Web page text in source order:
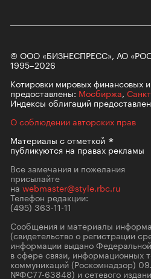
© ООО «БИЗНЕСПРЕСС», АО
1995–2026
Котировки мировых финансовых
предоставлены: Мосбиржа,
Индексы облигаций
О соблюдении авторских прав
Материалы сотметкой
публикуются на правах рекламы
Все замечания и пожелания
присылайте
на webmaster@style.rbc.ru
Телефон редакции:
(495) 363-11-11
Сообщения и материалы
(свидетельство о регистрации
информации выдано
в сфере связи, информационных
коммуникаций (Роскомнадзор)
№ФС77-63848) и сетевого